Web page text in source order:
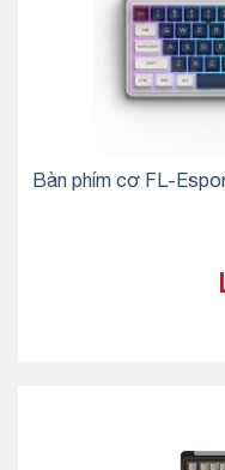
Bàn phím cơ FL-